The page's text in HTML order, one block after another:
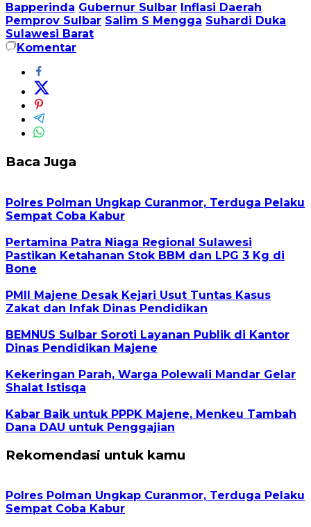
Bapperinda Gubernur Sulbar Inflasi Daerah
Pemprov Sulbar Salim S Mengga Suhardi Duka
Sulawesi Barat
Komentar
Baca Juga
Polres Polman Ungkap Curanmor, Terduga Pelaku
Sempat Coba Kabur
Pertamina Patra Niaga Regional Sulawesi
Pastikan Ketahanan Stok BBM dan LPG 3 Kg di
Bone
PMII Majene Desak Kejari Usut Tuntas Kasus
Zakat dan Infak Dinas Pendidikan
BEMNUS Sulbar Soroti Layanan Publik di Kantor
Dinas Pendidikan Majene
Kekeringan Parah, Warga Polewali Mandar Gelar
Shalat Istisqa
Kabar Baik untuk PPPK Majene, Menkeu Tambah
Dana DAU untuk Penggajian
Rekomendasi untuk kamu
Polres Polman Ungkap Curanmor, Terduga Pelaku
Sempat Coba Kabur